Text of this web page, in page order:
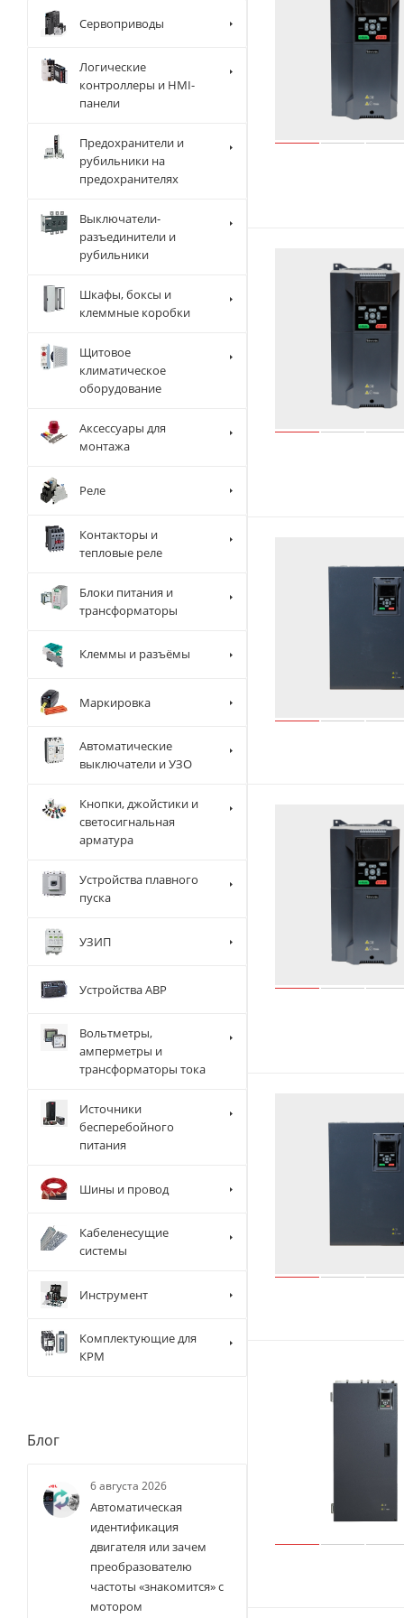
Сервоприводы
Логические
контроллеры и HMI-
панели
Предохранители и
рубильники на
предохранителях
Выключатели-
разъединители и
рубильники
Шкафы, боксы и
клеммные коробки
Щитовое
климатическое
оборудование
Аксессуары для
монтажа
Реле
Контакторы и
тепловые реле
Блоки питания и
трансформаторы
Клеммы и разъёмы
Маркировка
Автоматические
выключатели и УЗО
Кнопки, джойстики и
светосигнальная
арматура
Устройства плавного
пуска
УЗИП
Устройства АВР
Вольтметры,
амперметры и
трансформаторы тока
Источники
бесперебойного
питания
Шины и провод
Кабеленесущие
системы
Инструмент
Комплектующие для
КРМ
Блог
6 августа 2026
Автоматическая
идентификация
двигателя или зачем
преобразователю
частоты «знакомится» с
мотором